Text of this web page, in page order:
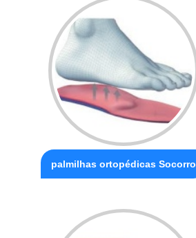
palmilhas ortopédicas Socorro